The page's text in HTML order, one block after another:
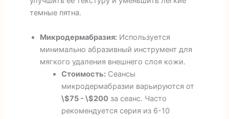
темные пятна.
Микродермабразия:Используется
минимально абразивный инструмент для
мягкого удаления внешнего слоя кожи.
Стоимость:Сеансы
микродермабразии варьируются от
\$75 - \$200за сеанс. Часто
рекомендуется серия из 6-10